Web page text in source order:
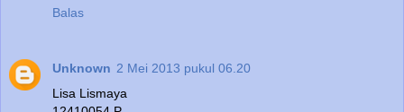
Balas
Unknown 2 Mei 2013 pukul 06.20
Lisa Lismaya